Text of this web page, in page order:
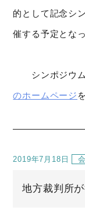
的として記念シ
催する予定とな
シンポジウム
のホームページ
2019年7月18日
地方裁判所